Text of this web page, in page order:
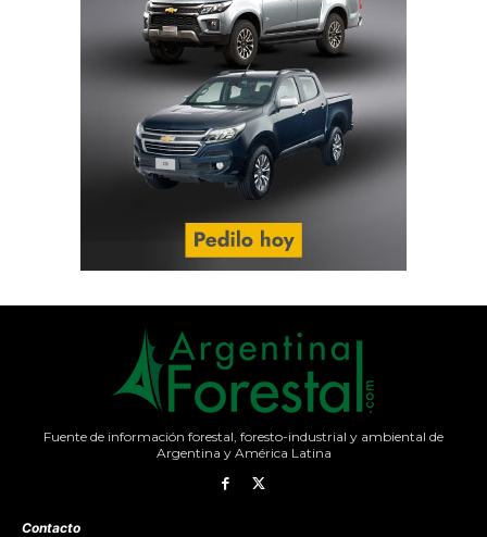
Fuente de información forestal, foresto-industrial y ambiental de
Argentina y América Latina
Contacto